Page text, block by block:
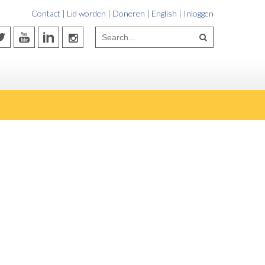
Contact | Lid worden | Doneren | English | Inloggen